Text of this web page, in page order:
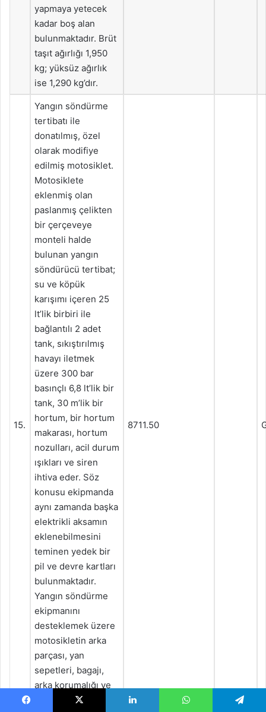
yapmaya yetecek
kadar boş alan
bulunmaktadır. Brüt
taşıt ağırlığı 1,950
kg; yüksüz ağırlık
ise 1,290 kg’dır.
15.
Yangın söndürme
tertibatı ile
donatılmış, özel
olarak modifiye
edilmiş motosiklet.
Motosiklete
eklenmiş olan
paslanmış çelikten
bir çerçeveye
monteli halde
bulunan yangın
söndürücü tertibat;
su ve köpük
karışımı içeren 25
lt’lik birbiri ile
bağlantılı 2 adet
tank, sıkıştırılmış
havayı iletmek
üzere 300 bar
basınçlı 6,8 lt’lik bir
tank, 30 m’lik bir
hortum, bir hortum
makarası, hortum
nozulları, acil durum
ışıkları ve siren
ihtiva eder. Söz
konusu ekipmanda
aynı zamanda başka
elektrikli aksamın
eklenebilmesini
teminen yedek bir
pil ve devre kartları
bulunmaktadır.
Yangın söndürme
ekipmanını
desteklemek üzere
motosikletin arka
parçası, yan
sepetleri, bagajı,
arka korumalığı ve
yolcu ayak dayama
8711.50